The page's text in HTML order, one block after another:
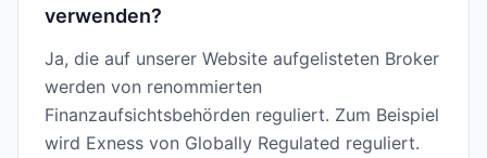
verwenden?
Ja, die auf unserer Website aufgelisteten Broker
werden von renommierten
Finanzaufsichtsbehörden reguliert. Zum Beispiel
wird Exness von Globally Regulated reguliert.